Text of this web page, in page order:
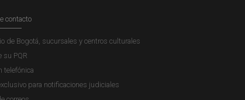
contacto
de Bogotá, sucursales y centros culturales
su PQR
telefónica
para notificaciones judiciales